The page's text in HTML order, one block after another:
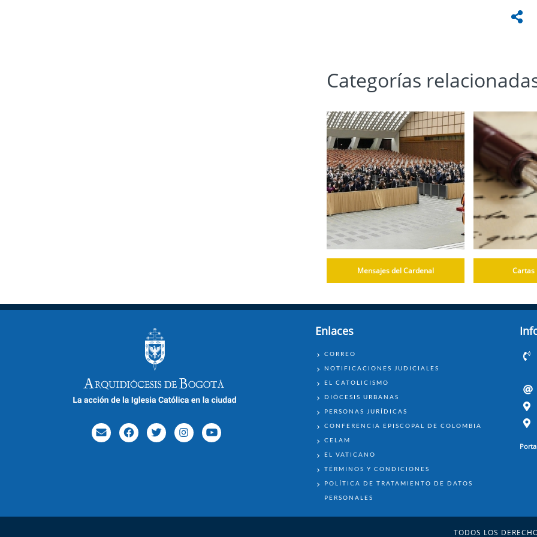
Categorías
Mensajes del Cardenal Cartas
Enlaces
ENLACES
CORREO
NOTIFICACIONES JUDICIALES
EL CATOLICISMO
DIÓCESIS URBANAS
PERSONAS JURÍDICAS
CONFERENCIA EPISCOPAL DE COLOMBIA
CELAM
EL VATICANO
TÉRMINOS Y CONDICIONES
POLÍTICA DE TRATAMIENTO DE DATOS
PERSONALES
TODOS LOS